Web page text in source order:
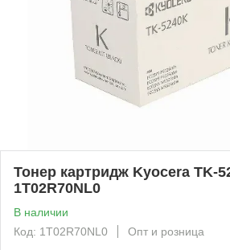
Тонер картридж Kyocera TK-
1T02R70NL0
В наличии
Код: 1T02R70NL0
Опт и розница